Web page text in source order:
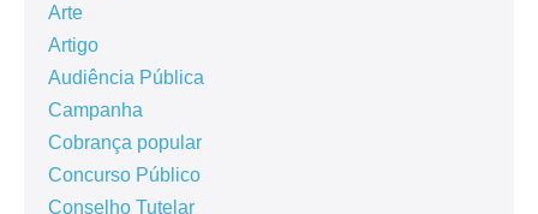
Arte
Artigo
Audiência Pública
Campanha
Cobrança popular
Concurso Público
Conselho Tutelar